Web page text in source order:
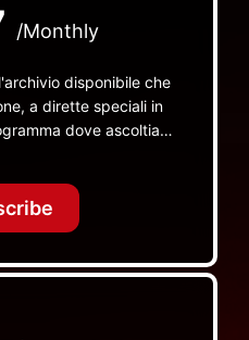
/Monthly
disponibile che
a dirette speciali in
dove ascoltiamo
altra parte